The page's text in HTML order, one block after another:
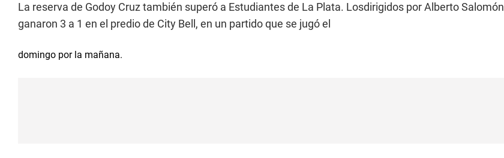
La reserva de Godoy Cruz también superó a Estudiantes de La Plata. Losdirigidos por Alberto Salomón
ganaron 3 a 1 en el predio de City Bell, en un partido que se jugó el
domingo por la mañana.